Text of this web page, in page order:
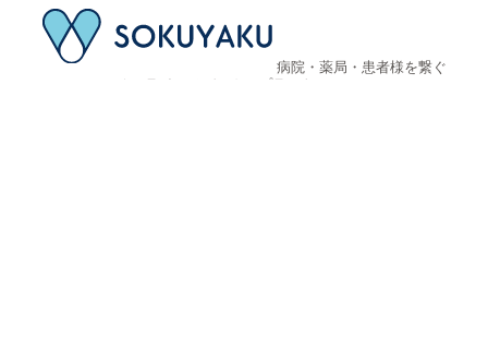
病院・薬局・患者様を繋ぐ
オンラインメディカルプラットフォーム